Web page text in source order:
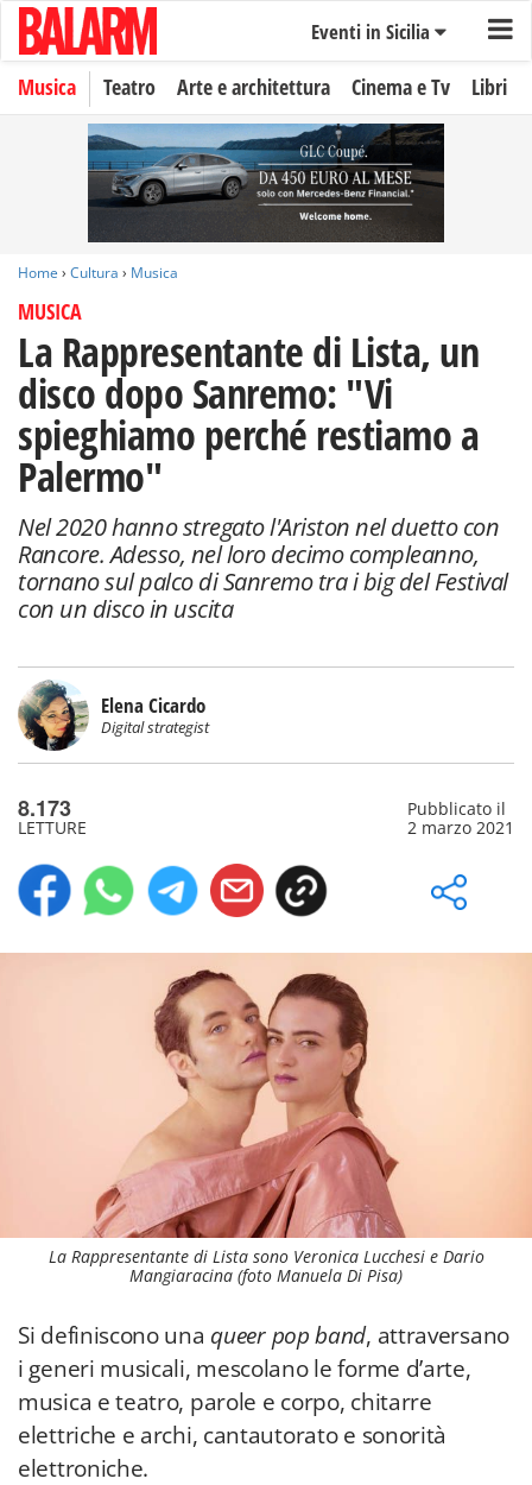
Eventi in Sicilia
Musica Teatro Arte e architettura Cinema e Tv Libri
Home › Cultura › Musica
MUSICA
La Rappresentante di Lista, un
disco dopo Sanremo: "Vi
spieghiamo perché restiamo a
Palermo"
Nel 2020 hanno stregato l'Ariston nel duetto con
Rancore. Adesso, nel loro decimo compleanno,
tornano sul palco di Sanremo tra i big del Festival
con un disco in uscita
Elena Cicardo
Digital strategist
8.173
LETTURE
Pubblicato il
2 marzo 2021
La Rappresentante di Lista sono Veronica Lucchesi e Dario
Mangiaracina (foto Manuela Di Pisa)
Si definiscono una queer pop band, attraversano
i generi musicali, mescolano le forme d’arte,
musica e teatro, parole e corpo, chitarre
elettriche e archi, cantautorato e sonorità
elettroniche.